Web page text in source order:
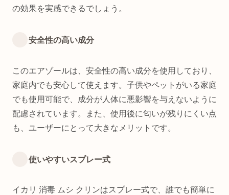
の効果を実感できるでしょう。
安全性の高い成分
このエアゾールは、安全性の高い成分を使用しており、
家庭内でも安心して使えます。子供やペットがいる家庭
でも使用可能で、成分が人体に悪影響を与えないように
配慮されています。また、使用後に匂いが残りにくい点
も、ユーザーにとって大きなメリットです。
使いやすいスプレー式
イカリ 消毒 ムシ クリンはスプレー式で、誰でも簡単に